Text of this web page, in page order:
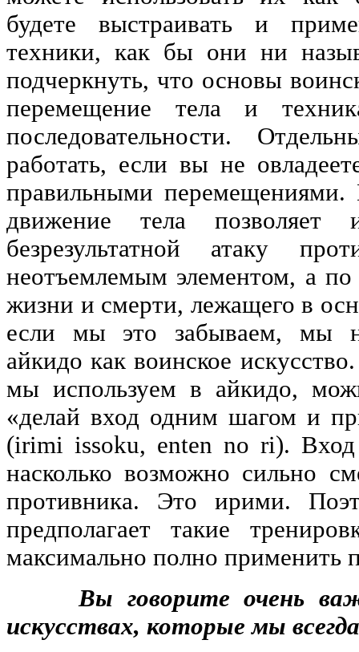
будете выстраивать и
техники, как бы они ни
подчеркнуть, что основы
перемещение тела и
последовательности.
работать, если вы не
правильными перемещениями.
движение тела позволяет
безрезультатной атаку
неотъемлемым элементом, а
жизни и смерти, лежащего в
если мы это забываем, мы
айкидо как воинское
мы используем в айкидо,
«делай вход одним шагом и
(irimi issoku, enten no ri).
насколько возможно сильно
противника. Это ирими.
предполагает такие
максимально полно применить
Вы говорите очень
искусствах, которые мы